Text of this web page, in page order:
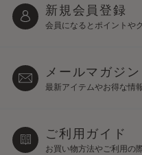
新規会員登録
会員になるとポイントや
メールマガジン
最新アイテムやお得な情
ご利用ガイド
お買い物方法やご利用の